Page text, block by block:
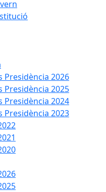
Presidència 2026
Presidència 2025
Presidència 2024
Presidència 2023